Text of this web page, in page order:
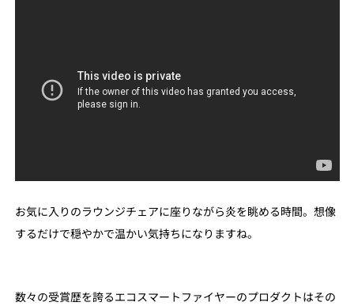
お気に入りのラウンジチェアに座りながら炎を眺める時間。想像
するだけで穏やかで温かい気持ちになりますね。
数々の受賞歴を誇るエコスマートファイヤーのプロダクトはその